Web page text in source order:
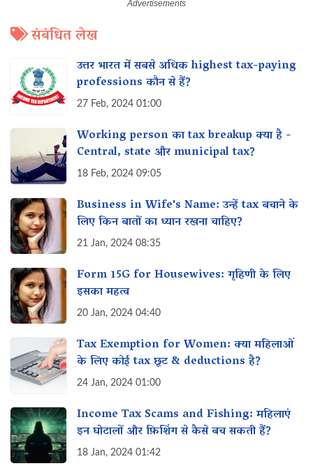
संबंधित लेख
उत्तर भारत में सबसे अधिक highest tax-paying
professions कौन से हैं?
27 Feb, 2024 01:00
Working person का tax breakup क्या है -
Central, state और municipal tax?
18 Feb, 2024 09:05
Business in Wife's Name: उन्हें tax बचाने के
लिए किन बातों का ध्यान रखना चाहिए?
21 Jan, 2024 08:35
Form 15G for Housewives: गृहिणी के लिए
इसका महत्व‌
20 Jan, 2024 04:40
Tax Exemption for Women: क्या महिलाओं
के लिए कोई tax छूट & deductions है?
24 Jan, 2024 01:00
Income Tax Scams and Fishing: महिलाएं
इन घोटालों और फ़िशिंग से कैसे बच सकती हैं?
18 Jan, 2024 01:42